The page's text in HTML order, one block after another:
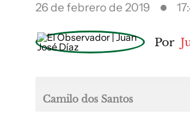
26 de febrero de 2019
Por
Camilo dos Santos